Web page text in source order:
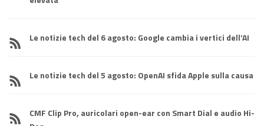
Le notizie tech del 6 agosto: Google cambia i vertici dell’AI
Le notizie tech del 5 agosto: OpenAI sfida Apple sulla causa
CMF Clip Pro, auricolari open-ear con Smart Dial e audio Hi-